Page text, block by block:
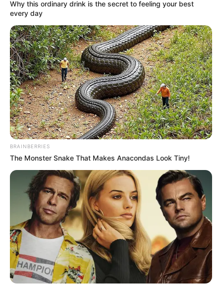
Why this ordinary drink is the secret to feeling your best
every day
BRAINBERRIES
The Monster Snake That Makes Anacondas Look Tiny!